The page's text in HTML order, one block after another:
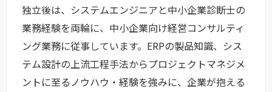
独立後は、システムエンジニアと中小企業診断士の
業務経験を両輪に、中小企業向け経営コンサルティ
ング業務に従事しています。ERPの製品知識、シス
テム設計の上流工程手法からプロジェクトマネジメ
ントに至るノウハウ・経験を強みに、企業が抱える